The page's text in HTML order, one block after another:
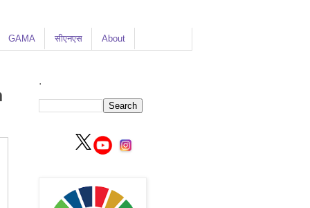
GAMA सीएनएस About
.